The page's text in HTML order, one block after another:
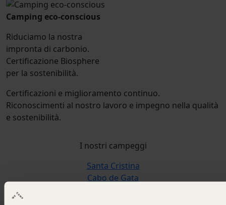
Camping eco-conscious
Riduciamo la nostra
impronta di carbonio.
Certificazione Biosphere
per la sostenibilità.
Certificazioni e miglioramento continuo.
Riconoscimenti al nostro lavoro e impegno nella qualità
e sostenibilità.
I nostri campeggi
Santa Cristina
Cabo de Gata